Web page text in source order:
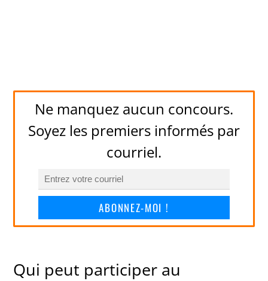
Ne manquez aucun concours.
Soyez les premiers informés par
courriel.
ABONNEZ-MOI !
Qui peut participer au